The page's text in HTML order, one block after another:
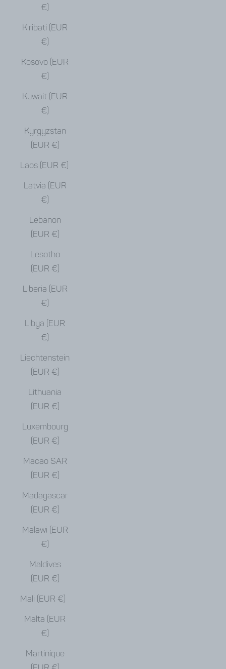
€)
Kiribati (EUR
€)
Kosovo (EUR
€)
Kuwait (EUR
€)
Kyrgyzstan
(EUR €)
Laos (EUR €)
Latvia (EUR
€)
Lebanon
(EUR €)
Lesotho
(EUR €)
Liberia (EUR
€)
Libya (EUR
€)
Liechtenstein
(EUR €)
Lithuania
(EUR €)
Luxembourg
(EUR €)
Macao SAR
(EUR €)
Madagascar
(EUR €)
Malawi (EUR
€)
Maldives
(EUR €)
Mali (EUR €)
Malta (EUR
€)
Martinique